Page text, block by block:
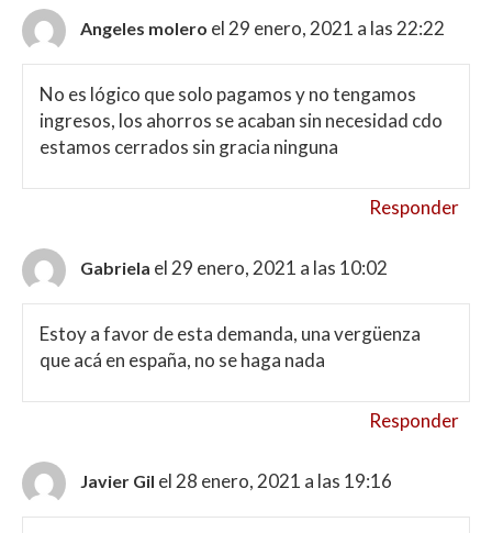
Angeles molero el 29 enero, 2021 a las 22:22
No es lógico que solo pagamos y no tengamos
ingresos, los ahorros se acaban sin necesidad cdo
estamos cerrados sin gracia ninguna
Responder
Gabriela el 29 enero, 2021 a las 10:02
Estoy a favor de esta demanda, una vergüenza
que acá en españa, no se haga nada
Responder
Javier Gil el 28 enero, 2021 a las 19:16